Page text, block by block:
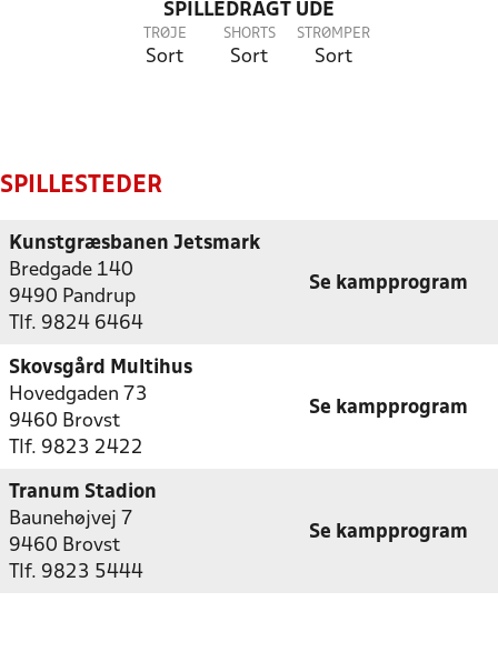
SPILLEDRAGT UDE
TRØJE
Sort
SHORTS
Sort
STRØMPER
Sort
SPILLESTEDER
Kunstgræsbanen Jetsmark
Bredgade 140
9490 Pandrup
Tlf. 9824 6464
Se kampprogram
Skovsgård Multihus
Hovedgaden 73
9460 Brovst
Tlf. 9823 2422
Se kampprogram
Tranum Stadion
Baunehøjvej 7
9460 Brovst
Tlf. 9823 5444
Se kampprogram